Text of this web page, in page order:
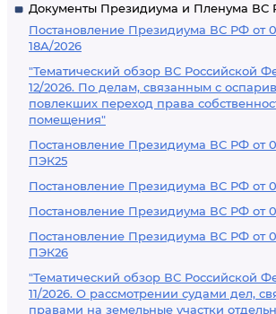
Документы Президиума и Пленума ВС
Постановление Президиума ВС РФ от
18А/2026
"Тематический обзор ВС Российской
12/2026. По делам, связанным с
повлекших переход права
помещения"
Постановление Президиума ВС РФ от
ПЭК25
Постановление Президиума ВС РФ от
Постановление Президиума ВС РФ от
Постановление Президиума ВС РФ от
ПЭК26
"Тематический обзор ВС Российской
11/2026. О рассмотрении судами дел,
правами на земельные участки